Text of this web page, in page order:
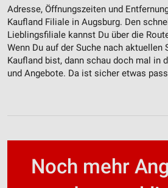
Adresse, Öffnungszeiten und
Kaufland Filiale in Augsburg. Den
Lieblingsfiliale kannst Du über die
Wenn Du auf der Suche nach aktuellen
Kaufland bist, dann schau doch mal in
und Angebote. Da ist sicher etwas
Noch mehr